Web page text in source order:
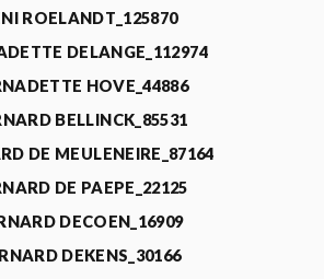
ROELANDT_125870
DELANGE_112974
HOVE_44886
BELLINCK_85531
DE MEULENEIRE_87164
DE PAEPE_22125
DECOEN_16909
DEKENS_30166